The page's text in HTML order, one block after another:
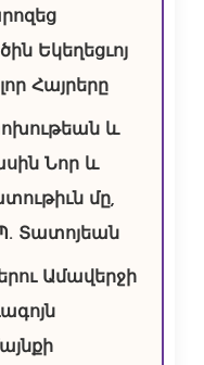
Եկեղեցւոյ
Հայրերը
և
Նոր և
մը,
Տատոյեան
Ամավերջի